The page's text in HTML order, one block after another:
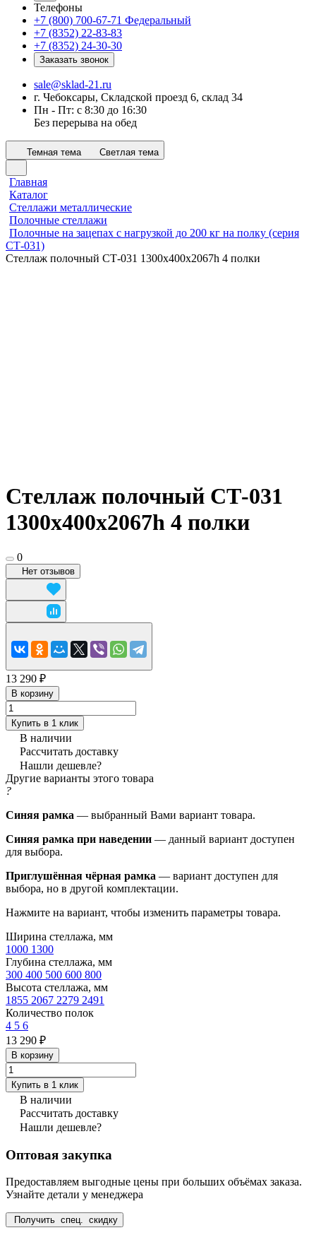
Телефоны
+7 (800) 700-67-71 Федеральный
+7 (8352) 22-83-83
+7 (8352) 24-30-30
Заказать звонок
sale@sklad-21.ru
г. Чебоксары, Складской проезд 6, склад 34
Пн - Пт: с 8:30 до 16:30
Без перерыва на обед
Темная тема Светлая тема
Главная
Каталог
Стеллажи металлические
Полочные стеллажи
Полочные на зацепах с нагрузкой до 200 кг на полку (серия
СТ-031)
Стеллаж полочный СТ-031 1300х400x2067h 4 полки
Стеллаж полочный СТ-031
1300х400x2067h 4 полки
0
Нет отзывов
13 290 ₽
В корзину
Купить в 1 клик
В наличии
Рассчитать доставку
Нашли дешевле?
Другие варианты этого товара
?
Синяя рамка — выбранный Вами вариант товара.
Синяя рамка при наведении — данный вариант доступен
для выбора.
Приглушённая чёрная рамка — вариант доступен для
выбора, но в другой комплектации.
Нажмите на вариант, чтобы изменить параметры товара.
Ширина стеллажа, мм
1000 1300
Глубина стеллажа, мм
300 400 500 600 800
Высота стеллажа, мм
1855 2067 2279 2491
Количество полок
4 5 6
13 290 ₽
В корзину
Купить в 1 клик
В наличии
Рассчитать доставку
Нашли дешевле?
Оптовая закупка
Предоставляем выгодные цены при больших объёмах заказа.
Узнайте детали у менеджера
Получить спец. скидку